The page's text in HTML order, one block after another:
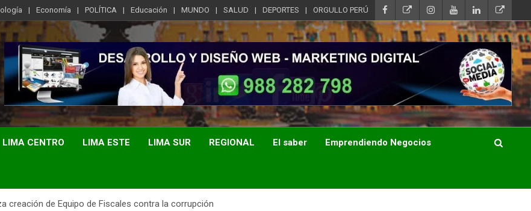
Economía POLÍTICA Educación MUNDO SALUD DEPORTES ORGULLO PERÚ
LIMA CENTRO LIMA ESTE LIMA SUR REGIONAL El saber Emprendiendo Negocios
creación de Equipo de Fiscales contra la corrupción